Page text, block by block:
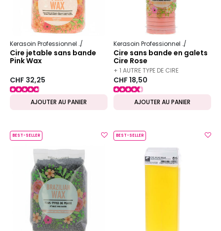
Kerasoin Professionnel Esthétique Épilation professionnelle
Cire jetable sans bande
Pink Wax
CHF 32,25
AJOUTER AU PANIER
Kerasoin Professionnel
Cire sans bande en galets
Cire Rose
+ 1 AUTRE TYPE DE CIRE
DISPONIBLE
CHF 18,50
AJOUTER AU PANIER
BEST-SELLER BEST-SELLER